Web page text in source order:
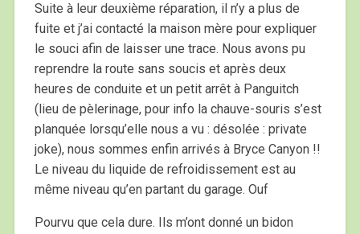
Suite à leur deuxième réparation, il n’y a plus de
fuite et j’ai contacté la maison mère pour expliquer
le souci afin de laisser une trace. Nous avons pu
reprendre la route sans soucis et après deux
heures de conduite et un petit arrêt à Panguitch
(lieu de pèlerinage, pour info la chauve-souris s’est
planquée lorsqu’elle nous a vu : désolée : private
joke), nous sommes enfin arrivés à Bryce Canyon !!
Le niveau du liquide de refroidissement est au
même niveau qu’en partant du garage. Ouf
Pourvu que cela dure. Ils m’ont donné un bidon